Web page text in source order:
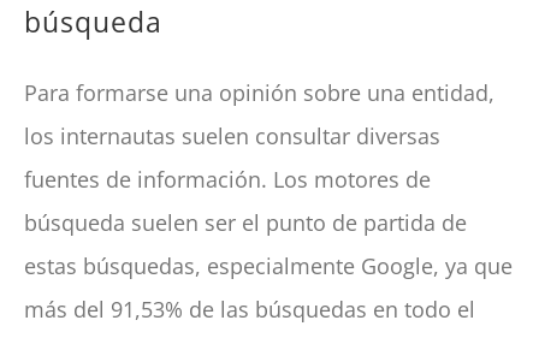
búsqueda
Para formarse una opinión sobre una entidad,
los internautas suelen consultar diversas
fuentes de información. Los motores de
búsqueda suelen ser el punto de partida de
estas búsquedas, especialmente Google, ya que
más del 91,53% de las búsquedas en todo el